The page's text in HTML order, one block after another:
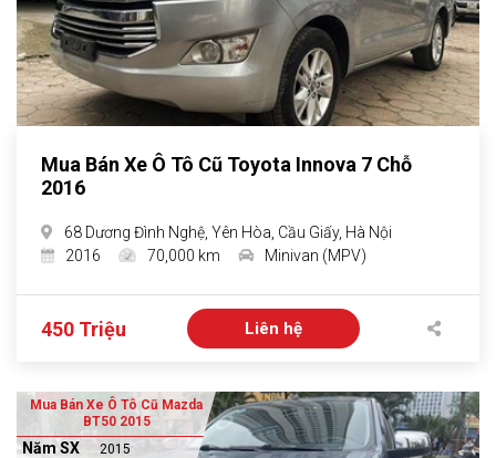
Mua Bán Xe Ô Tô Cũ Toyota Innova 7 Chỗ
2016
68 Dương Đình Nghệ, Yên Hòa, Cầu Giấy, Hà Nội
2016
70,000 km Minivan (MPV)
450 Triệu Liên hệ
Mua Bán Xe Ô Tô Cũ Mazda
BT50 2015
Năm SX 2015